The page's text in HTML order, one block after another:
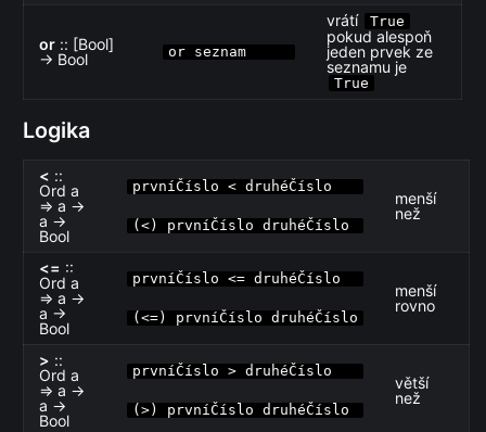
or :: [Bool]
→ Bool
or seznam
vrátí True
pokud alespoň
jeden prvek ze
seznamu je
True
Logika
< ::
Ord a
⇒ a →
a →
Bool
prvníČíslo < druhéČíslo
(<) prvníČíslo druhéČíslo
menší
než
<= ::
Ord a
⇒ a →
a →
Bool
prvníČíslo <= druhéČíslo
(<=) prvníČíslo druhéČíslo
menší
rovno
> ::
Ord a
⇒ a →
a →
Bool
prvníČíslo > druhéČíslo
(>) prvníČíslo druhéČíslo
větší
než